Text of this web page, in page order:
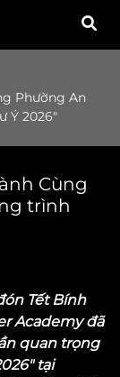
Phường An
Ý 2026"
Cùng
trình
Tết Bính
Academy đã
quan trọng
tại